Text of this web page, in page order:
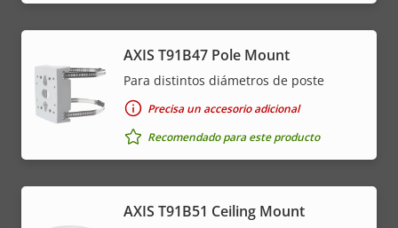
AXIS T91B47 Pole Mount
Para distintos diámetros de poste
Precisa un accesorio adicional
Recomendado para este producto
AXIS T91B51 Ceiling Mount